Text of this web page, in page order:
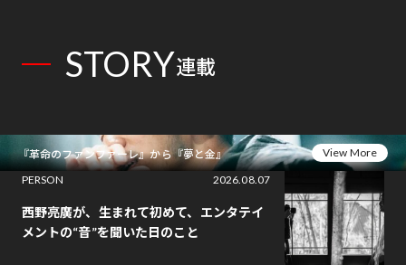
STORY連載
『革命のファンファーレ』から『夢と金』
View More
PERSON
2026.08.07
西野亮廣が、生まれて初めて、エンタテイ
メントの“音”を聞いた日のこと